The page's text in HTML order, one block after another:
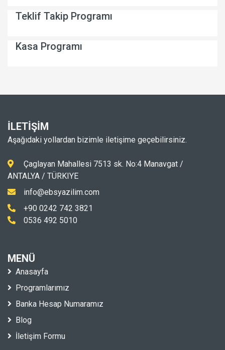
Teklif Takip Programı
Kasa Programı
İLETİŞİM
Aşağıdaki yollardan bizimle iletişime geçebilirsiniz.
Çaglayan Mahallesi 7513 sk. No:4 Manavgat /
ANTALYA / TÜRKIYE
info@ebsyazilim.com
+90 0242 742 3821
0536 492 5010
MENÜ
Anasayfa
Programlarımız
Banka Hesap Numaramız
Blog
İletişim Formu